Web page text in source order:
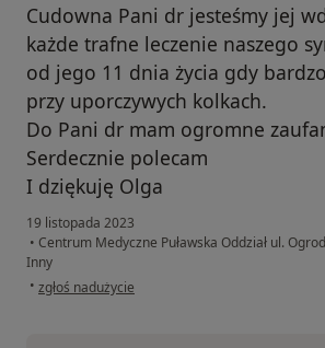
Cudowna Pani dr jesteśmy jej
każde trafne leczenie naszego
od jego 11 dnia życia gdy
przy uporczywych kolkach.
Do Pani dr mam ogromne
Serdecznie polecam
I dziękuję Olga
19 listopada 2023
• Centrum Medyczne Puławska Oddział ul.
Inny
• w opinii użytkownika Olga
zgłoś nadużycie